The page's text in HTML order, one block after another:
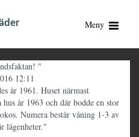
Meny
"
12:11
år 1961. Huset närmast
år 1963 och där bodde en stor
Numera består våning 1-3 av
lägenheter."